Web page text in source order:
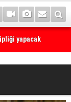
yapacak